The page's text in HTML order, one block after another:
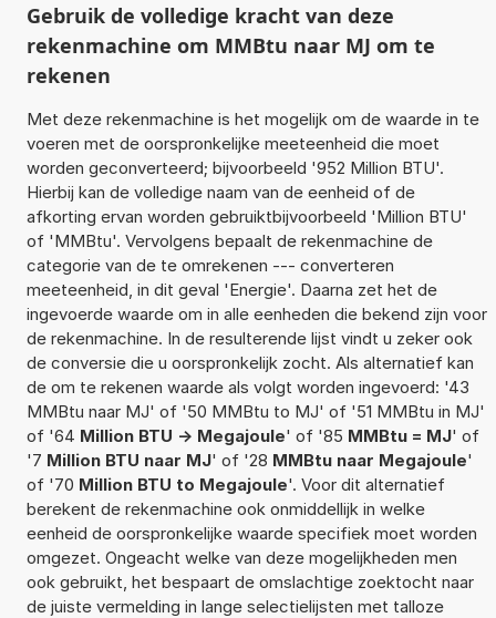
Gebruik de volledige kracht van deze
rekenmachine om MMBtu naar MJ om te
rekenen
Met deze rekenmachine is het mogelijk om de waarde in te
voeren met de oorspronkelijke meeteenheid die moet
worden geconverteerd; bijvoorbeeld '952 Million BTU'.
Hierbij kan de volledige naam van de eenheid of de
afkorting ervan worden gebruiktbijvoorbeeld 'Million BTU'
of 'MMBtu'. Vervolgens bepaalt de rekenmachine de
categorie van de te omrekenen --- converteren
meeteenheid, in dit geval 'Energie'. Daarna zet het de
ingevoerde waarde om in alle eenheden die bekend zijn voor
de rekenmachine. In de resulterende lijst vindt u zeker ook
de conversie die u oorspronkelijk zocht. Als alternatief kan
de om te rekenen waarde als volgt worden ingevoerd: '43
MMBtu naar MJ' of '50 MMBtu to MJ' of '51 MMBtu in MJ'
of '64 Million BTU -> Megajoule' of '85 MMBtu = MJ' of
'7 Million BTU naar MJ' of '28 MMBtu naar Megajoule'
of '70 Million BTU to Megajoule'. Voor dit alternatief
berekent de rekenmachine ook onmiddellijk in welke
eenheid de oorspronkelijke waarde specifiek moet worden
omgezet. Ongeacht welke van deze mogelijkheden men
ook gebruikt, het bespaart de omslachtige zoektocht naar
de juiste vermelding in lange selectielijsten met talloze